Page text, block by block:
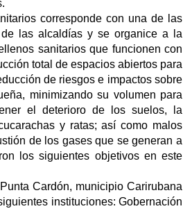
corresponde con una de las
las alcaldías y se organice a la
sanitarios que funcionen con
total de espacios abiertos para
de riesgos e impactos sobre
minimizando su volumen para
el deterioro de los suelos, la
y ratas; así como malos
de los gases que se generan a
los siguientes objetivos en este
Cardón, municipio Carirubana
instituciones: Gobernación